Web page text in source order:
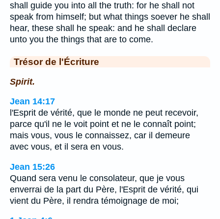
shall guide you into all the truth: for he shall not
speak from himself; but what things soever he shall
hear, these shall he speak: and he shall declare
unto you the things that are to come.
Trésor de l'Écriture
Spirit.
Jean 14:17
l'Esprit de vérité, que le monde ne peut recevoir,
parce qu'il ne le voit point et ne le connaît point;
mais vous, vous le connaissez, car il demeure
avec vous, et il sera en vous.
Jean 15:26
Quand sera venu le consolateur, que je vous
enverrai de la part du Père, l'Esprit de vérité, qui
vient du Père, il rendra témoignage de moi;